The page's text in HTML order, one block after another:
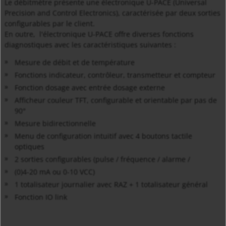
Le débitmètre présente une électronique U-PACE (Universal
Precision and Control Electronics), caractérisée par deux sorties
configurables par le client.
En outre, l'électronique U-PACE offre diverses fonctions
diagnostiques avec les caractéristiques suivantes :
Mesure de débit et de température
Fonction dosage avec entrée dosage externe
Afficheur couleur TFT, configurable et orientable par pas de
Mesure bidirectionnelle
Menu de configuration intuitif avec 4 boutons tactile
2 sorties configurables (pulse / fréquence / alarme /
(0)4-20 mA ou 0-10 VCC)
1 totalisateur journalier avec RAZ + 1 totalisateur général
Fonction IO link